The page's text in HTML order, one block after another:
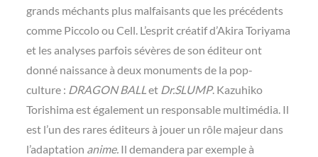
grands méchants plus malfaisants que les précédents
comme Piccolo ou Cell. L’esprit créatif d’Akira Toriyama
et les analyses parfois sévères de son éditeur ont
donné naissance à deux monuments de la pop-
culture : DRAGON BALL et Dr.SLUMP. Kazuhiko
Torishima est également un responsable multimédia. Il
est l’un des rares éditeurs à jouer un rôle majeur dans
l’adaptation anime. Il demandera par exemple à